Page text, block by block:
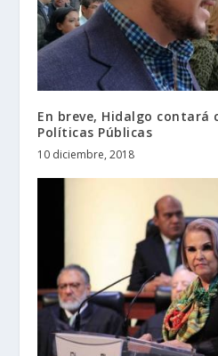
En breve, Hidalgo contará
Políticas Públicas
10 diciembre, 2018